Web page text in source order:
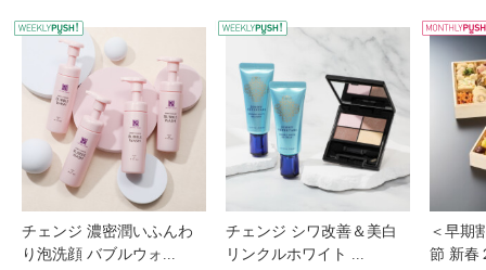
WEEKLY PUSH
チェンジ 濃密潤いふんわ
り泡洗顔 バブルウォ...
チェンジ シワ改善＆美白
リンクルホワイト ...
＜早期
節 新春